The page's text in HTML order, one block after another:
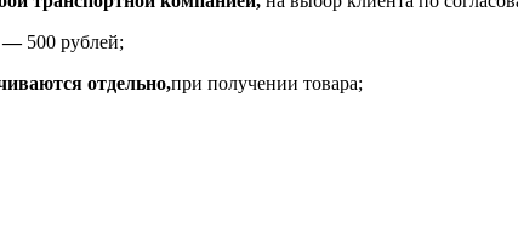
—500 рублей;
отдельно,при получении товара;